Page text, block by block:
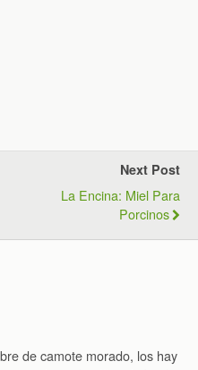
Next Post
La Encina: Miel Para
Porcinos
de camote morado, los hay